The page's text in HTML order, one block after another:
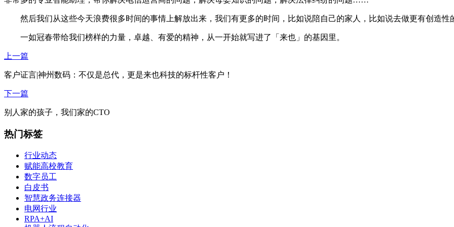
然后我们从这些今天浪费很多时间的事情上解放出来，我们有更多的时间，比如说陪自己的家人，比如说去做更有创造性
一如冠春带给我们榜样的力量，卓越、有爱的精神，从一开始就写进了「来也」的基因里。
上一篇
客户证言|神州数码：不仅是总代，更是来也科技的标杆性客户！
下一篇
别人家的孩子，我们家的CTO
热门标签
行业动态
赋能高校教育
数字员工
白皮书
智慧政务连接器
电网行业
RPA+AI